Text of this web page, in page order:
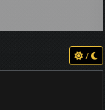
/